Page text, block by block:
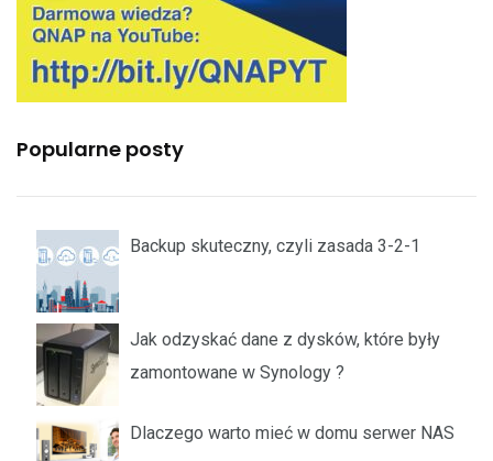
Popularne posty
Backup skuteczny, czyli zasada 3-2-1
Jak odzyskać dane z dysków, które były
zamontowane w Synology ?
Dlaczego warto mieć w domu serwer NAS